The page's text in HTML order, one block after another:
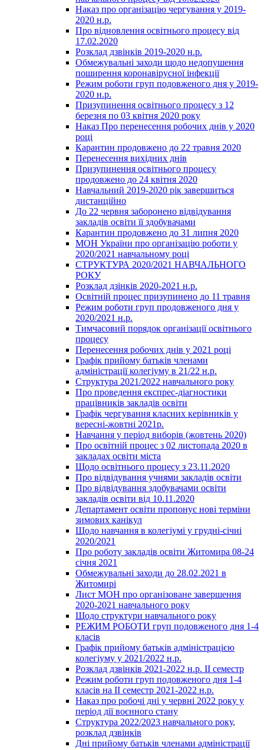
Наказ про організацію чергування у 2019-
2020 н.р.
Про відновлення освітнього процесу від
17.02.2020
Розклад дзвінків 2019-2020 н.р.
Обмежувальні заходи щодо недопушення
поширення коронавірусної інфекції
Режим роботи груп подовженого дня у 2019-
2020 н.р.
Призупинення освітнього процесу з 12
березня по 03 квітня 2020 року
Наказ Про перенесення робочих днів у 2020
році
Карантин продовжено до 22 травня 2020
Перенесення вихідних днів
Призупинення освітнього процесу
продовжено до 24 квітня 2020
Навчальний 2019-2020 рік завершиться
дистанційно
До 22 червня заборонено відвідування
закладів освіти її здобувачами
Карантин продовжено до 31 липня 2020
МОН України про організацію роботи у
2020/2021 навчальному році
СТРУКТУРА 2020/2021 НАВЧАЛЬНОГО
РОКУ
Розклад дзінків 2020-2021 н.р.
Освітній процес призупинено до 11 травня
Режим роботи груп продовженого дня у
2020/2021 н.р.
Тимчасовий порядок організації освітнього
процесу
Перенесення робочих днів у 2021 році
Графік прийому батьків членами
адміністрації колегіуму в 21/22 н.р.
Структура 2021/2022 навчального року
Про проведення експрес-діагностики
працівників закладів освіти
Графік чергування класних керівників у
вересні-жовтні 2021р.
Навчання у період виборів (жовтень 2020)
Про освітній процес з 02 листопада 2020 в
закладах освіти міста
Щодо освітнього процесу з 23.11.2020
Про відвідування учнями закладів освіти
Про відвідування здобувачами освіти
закладів освіти від 10.11.2020
Департамент освіти пропонує нові терміни
зимових канікул
Щодо навчання в колегіумі у грудні-січні
2020/2021
Про роботу закладів освіти Житомира 08-24
січня 2021
Обмежувальні заходи до 28.02.2021 в
Житомирі
Лист МОН про організоване завершення
2020-2021 навчального року
Щодо структури навчального року
РЕЖИМ РОБОТИ груп подовженого дня 1-4
класів
Графік прийому батьків адміністрацією
колегіуму у 2021/2022 н.р.
Розклад дзвінків 2021-2022 н.р. ІІ семестр
Режим роботи груп подовженого дня 1-4
класів на ІІ семестр 2021-2022 н.р.
Наказ про робочі дні у червні 2022 року у
період дії воєнного стану
Структура 2022/2023 навчального року,
розклад дзвінків
Дні прийому батьків членами адміністрації